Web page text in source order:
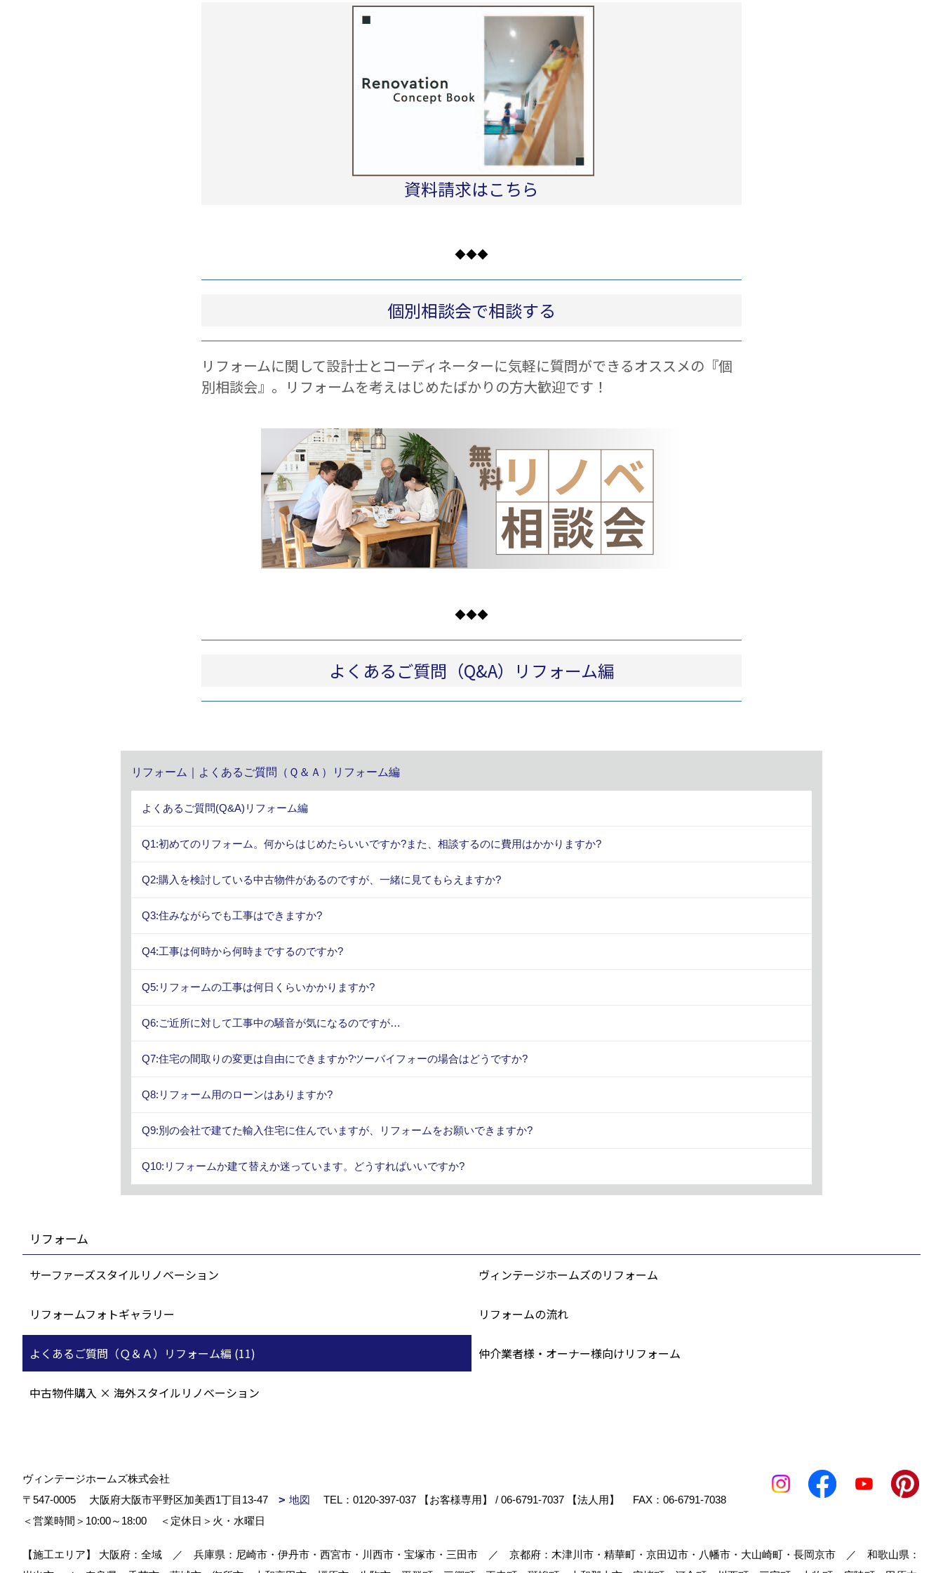
資料請求はこちら
◆◆◆
個別相談会で相談する
リフォームに関して設計士とコーディネーターに気軽に質問ができるオススメの『個
別相談会』。リフォームを考えはじめたばかりの方大歓迎です！
◆◆◆
よくあるご質問（Q&A）リフォーム編
リフォーム｜よくあるご質問（Ｑ＆Ａ）リフォーム編
よくあるご質問(Q&A)リフォーム編
Q1:初めてのリフォーム。何からはじめたらいいですか?また、相談するのに費用はかかりますか?
Q2:購入を検討している中古物件があるのですが、一緒に見てもらえますか?
Q3:住みながらでも工事はできますか?
Q4:工事は何時から何時までするのですか?
Q5:リフォームの工事は何日くらいかかりますか?
Q6:ご近所に対して工事中の騒音が気になるのですが…
Q7:住宅の間取りの変更は自由にできますか?ツーバイフォーの場合はどうですか?
Q8:リフォーム用のローンはありますか?
Q9:別の会社で建てた輸入住宅に住んでいますが、リフォームをお願いできますか?
Q10:リフォームか建て替えか迷っています。どうすればいいですか?
リフォーム
サーファーズスタイルリノベーション ヴィンテージホームズのリフォーム
リフォームフォトギャラリー リフォームの流れ
よくあるご質問（Ｑ＆Ａ）リフォーム編 (11) 仲介業者様・オーナー様向けリフォーム
中古物件購入 × 海外スタイルリノベーション
ヴィンテージホームズ株式会社
〒547-0005
大阪府大阪市平野区加美西1丁目13-47 地図 TEL： 0120-397-037 【お客様専用】 / 06-6791-7037 【法人用】
FAX：06-6791-7038
＜営業時間＞10:00～18:00
＜定休日＞火・水曜日
【施工エリア】 大阪府：全域 ／ 兵庫県：尼崎市・伊丹市・西宮市・川西市・宝塚市・三田市 ／ 京都府：木津川市・精華町・京田辺市・八幡市・大山崎町・長岡京市 ／ 和歌山県：